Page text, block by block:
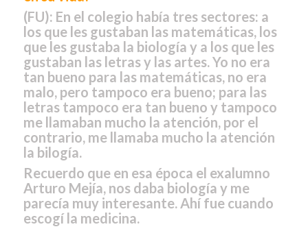
(FU): En el colegio había tres sectores: a
los que les gustaban las matemáticas, los
que les gustaba la biología y a los que les
gustaban las letras y las artes. Yo no era
tan bueno para las matemáticas, no era
malo, pero tampoco era bueno; para las
letras tampoco era tan bueno y tampoco
me llamaban mucho la atención, por el
contrario, me llamaba mucho la atención
la bilogía.
Recuerdo que en esa época el exalumno
Arturo Mejía, nos daba biología y me
parecía muy interesante. Ahí fue cuando
escogí la medicina.